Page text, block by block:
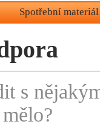
s
Spotřební materiál